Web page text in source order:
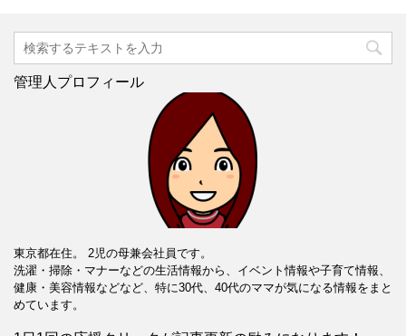
管理人プロフィール
東京都在住。 2児の母兼会社員です。
洗濯・掃除・マナーなどの生活情報から、イベント情報や子育て情報、
健康・美容情報などなど、特に30代、40代のママが気になる情報をまと
めています。